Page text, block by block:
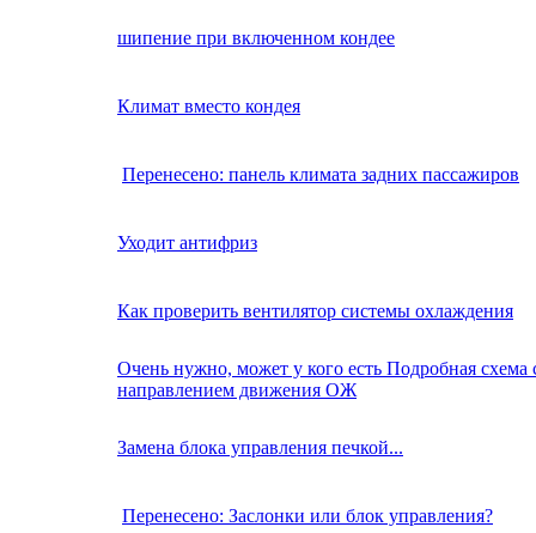
шипение при включенном кондее
Климат вместо кондея
Перенесено: панель климата задних пассажиров
Уходит антифриз
Как проверить вентилятор системы охлаждения
Очень нужно, может у кого есть Подробная схема
направлением движения ОЖ
Замена блока управления печкой...
Перенесено: Заслонки или блок управления?